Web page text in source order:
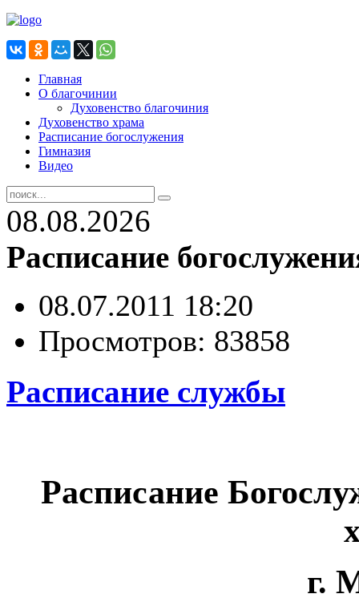
Главная
О благочинии
Духовенство благочиния
Духовенство храма
Расписание богослужения
Гимназия
Видео
08.08.2026
Расписание
08.07.2011 18:20
Просмотров: 83858
Расписание службы
Расписание
г.